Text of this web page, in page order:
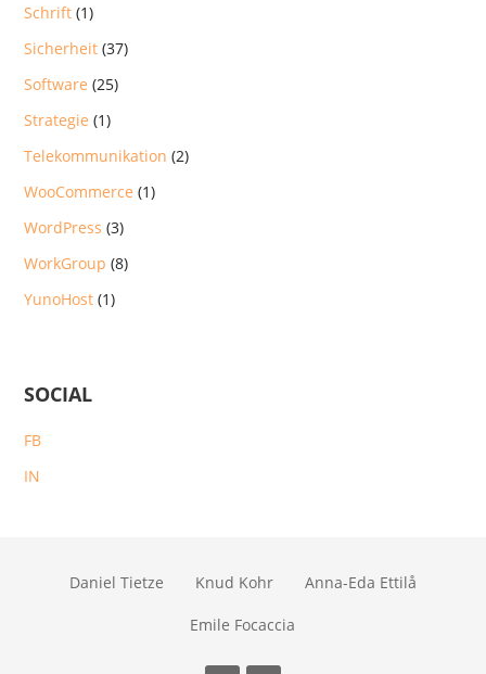
Schrift (1)
Sicherheit (37)
Software (25)
Strategie (1)
Telekommunikation (2)
WooCommerce (1)
WordPress (3)
WorkGroup (8)
YunoHost (1)
SOCIAL
FB
IN
Daniel Tietze Knud Kohr Anna-Eda Ettilå
Emile Focaccia